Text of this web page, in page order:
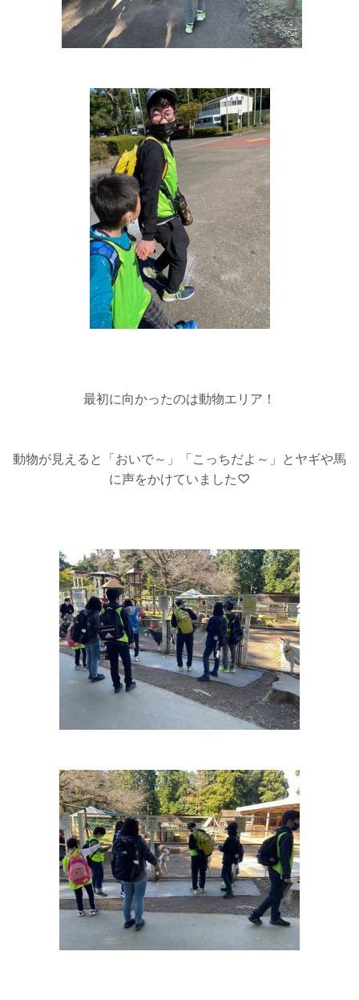
最初に向かったのは動物エリア！
動物が見えると「おいで～」「こっちだよ～」とヤギや馬
に声をかけていました♡